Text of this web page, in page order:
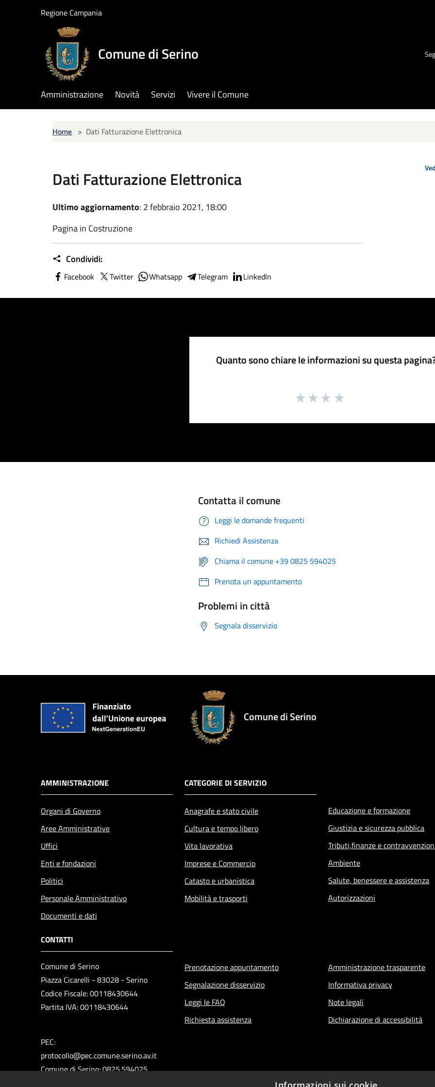
Regione Campania
Comune di Serino
Amministrazione Novità Servizi Vivere il Comune
Home > Dati Fatturazione Elettronica
Dati Fatturazione Elettronica
Ultimo aggiornamento: 2 febbraio 2021, 18:00
Pagina in Costruzione
Condividi:
Facebook Twitter Whatsapp Telegram LinkedIn
Quanto sono chiare le informazioni su questa
Contatta il comune
Leggi le domande frequenti
Richiedi Assistenza
Chiama il comune +39 0825 594025
Prenota un appuntamento
Problemi in città
Segnala disservizio
Comune di Serino
AMMINISTRAZIONE
Organi di Governo
Aree Amministrative
Uffici
Enti e fondazioni
Politici
Personale Amministrativo
Documenti e dati
CATEGORIE DI SERVIZIO
Anagrafe e stato civile
Cultura e tempo libero
Vita lavorativa
Imprese e Commercio
Catasto e urbanistica
Mobilità e trasporti
Educazione e formazione
Giustizia e sicurezza pubblica
Tributi,finanze e
Ambiente
Salute, benessere e assistenza
Autorizzazioni
CONTATTI
Comune di Serino
Piazza Cicarelli - 83028 - Serino
Codice Fiscale: 00118430644
Partita IVA: 00118430644
PEC:
protocollo@pec.comune.serino.av.it
Comune di Serino: 0825.594025
Prenotazione appuntamento
Segnalazione disservizio
Leggi le FAQ
Richiesta assistenza
Amministrazione trasparente
Informativa privacy
Note legali
Dichiarazione di accessibilità